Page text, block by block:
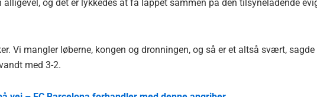
og det er lykkedes at få lappet sammen på den tilsyneladende
Vi mangler løberne, kongen og dronningen, og så er et altså svært, sagde
med 3-2.